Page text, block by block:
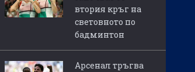
втория кръг на
световното по
бадминтон
Арсенал тръгва